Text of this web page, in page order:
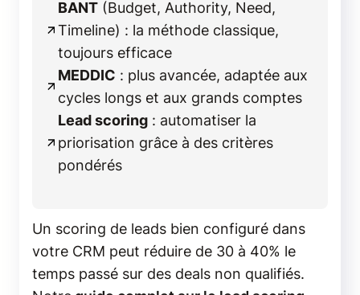
BANT (Budget, Authority, Need,
Timeline) : la méthode classique,
toujours efficace
MEDDIC : plus avancée, adaptée aux
cycles longs et aux grands comptes
Lead scoring : automatiser la
priorisation grâce à des critères
pondérés
Un scoring de leads bien configuré dans
votre CRM peut réduire de 30 à 40% le
temps passé sur des deals non qualifiés.